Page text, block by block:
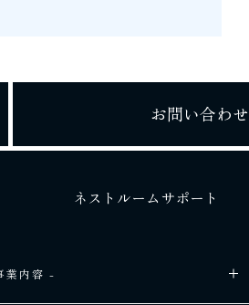
お問い合わせ
ネストルームサポート
業内容 -